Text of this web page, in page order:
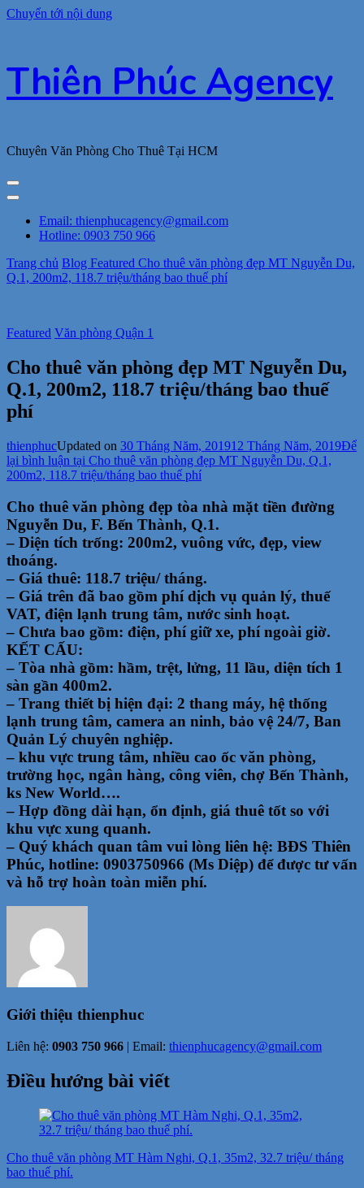
Chuyển tới nội dung
Thiên Phúc Agency
Chuyên Văn Phòng Cho Thuê Tại HCM
Email: thienphucagency@gmail.com
Hotline: 0903 750 966
Trang chủ Blog Featured Cho thuê văn phòng đẹp MT Nguyễn Du,
Q.1, 200m2, 118.7 triệu/tháng bao thuế phí
Featured Văn phòng Quận 1
Cho thuê văn phòng đẹp MT Nguyễn Du,
Q.1, 200m2, 118.7 triệu/tháng bao thuế
phí
thienphucUpdated on 30 Tháng Năm, 201912 Tháng Năm, 2019Để
lại bình luận tại Cho thuê văn phòng đẹp MT Nguyễn Du, Q.1,
200m2, 118.7 triệu/tháng bao thuế phí
Cho thuê văn phòng đẹp tòa nhà mặt tiền đường
Nguyễn Du, F. Bến Thành, Q.1.
– Diện tích trống: 200m2, vuông vức, đẹp, view
thoáng.
– Giá thuê: 118.7 triệu/ tháng.
– Giá trên đã bao gồm phí dịch vụ quản lý, thuế
VAT, điện lạnh trung tâm, nước sinh hoạt.
– Chưa bao gồm: điện, phí giữ xe, phí ngoài giờ.
KẾT CẤU:
– Tòa nhà gồm: hầm, trệt, lửng, 11 lầu, diện tích 1
sàn gần 400m2.
– Trang thiết bị hiện đại: 2 thang máy, hệ thống
lạnh trung tâm, camera an ninh, bảo vệ 24/7, Ban
Quản Lý chuyên nghiệp.
– khu vực trung tâm, nhiều cao ốc văn phòng,
trường học, ngân hàng, công viên, chợ Bến Thành,
ks New World….
– Hợp đồng dài hạn, ổn định, giá thuê tốt so với
khu vực xung quanh.
– Quý khách quan tâm vui lòng liên hệ: BĐS Thiên
Phúc, hotline: 0903750966 (Ms Diệp) để được tư vấn
và hỗ trợ hoàn toàn miễn phí.
Giới thiệu thienphuc
Liên hệ: 0903 750 966 | Email: thienphucagency@gmail.com
Điều hướng bài viết
Cho thuê văn phòng MT Hàm Nghi, Q.1, 35m2, 32.7 triệu/ tháng
bao thuế phí.